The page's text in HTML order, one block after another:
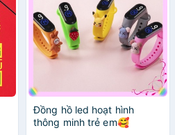
Đồng hồ led hoạt hình
thông minh trẻ em🥰